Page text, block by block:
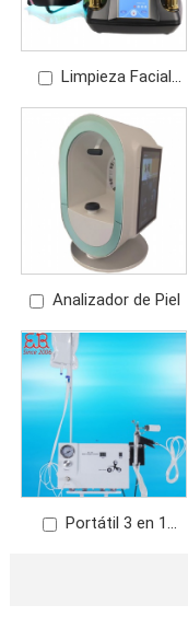
Limpieza Facial
Microdermoabrasión
Hidrafacial
Analizador de Piel
Portátil 3 en 1